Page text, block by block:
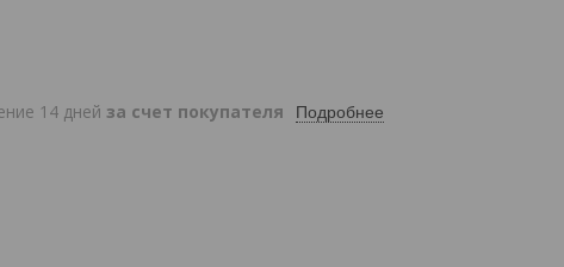
14 дней за счет покупателя Подробнее